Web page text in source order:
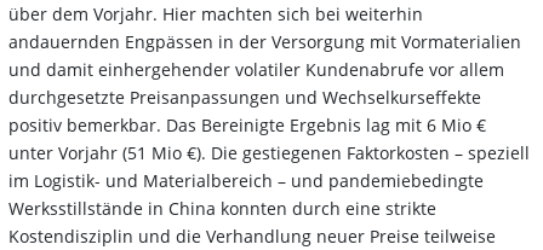
über dem Vorjahr. Hier machten sich bei weiterhin
andauernden Engpässen in der Versorgung mit Vormaterialien
und damit einhergehender volatiler Kundenabrufe vor allem
durchgesetzte Preisanpassungen und Wechselkurseffekte
positiv bemerkbar. Das Bereinigte Ergebnis lag mit 6 Mio €
unter Vorjahr (51 Mio €). Die gestiegenen Faktorkosten – speziell
im Logistik- und Materialbereich – und pandemiebedingte
Werksstillstände in China konnten durch eine strikte
Kostendisziplin und die Verhandlung neuer Preise teilweise